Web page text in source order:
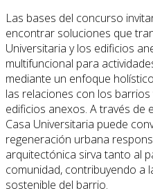
Las bases del concurso
encontrar soluciones que
Universitaria y los edificios
multifuncional para
mediante un enfoque
las relaciones con los
edificios anexos. A través de
Casa Universitaria puede
regeneración urbana
arquitectónica sirva tanto al
comunidad, contribuyendo a
sostenible del barrio.